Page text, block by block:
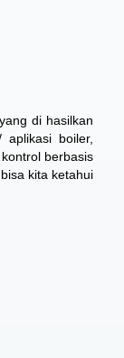
di hasilkan
boiler,
berbasis
kita ketahui